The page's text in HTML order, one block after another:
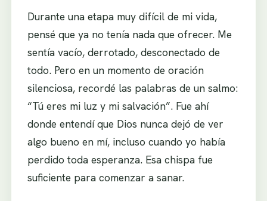
Durante una etapa muy difícil de mi vida,
pensé que ya no tenía nada que ofrecer. Me
sentía vacío, derrotado, desconectado de
todo. Pero en un momento de oración
silenciosa, recordé las palabras de un salmo:
“Tú eres mi luz y mi salvación”. Fue ahí
donde entendí que Dios nunca dejó de ver
algo bueno en mí, incluso cuando yo había
perdido toda esperanza. Esa chispa fue
suficiente para comenzar a sanar.